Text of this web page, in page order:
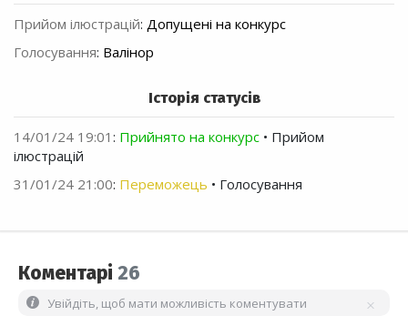
Прийом ілюстрацій: Допущені на конкурс
Голосування: Валінор
Історія статусів
14/01/24 19:01 : Прийнято на конкурс • Прийом
ілюстрацій
31/01/24 21:00: Переможець • Голосування
Коментарі 26
Увійдіть, щоб мати можливість коментувати